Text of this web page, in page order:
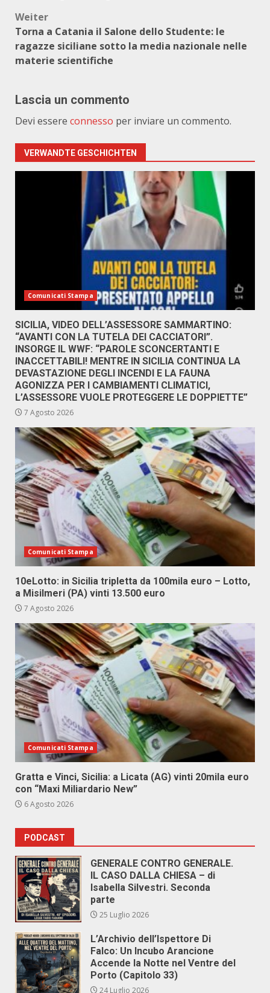
Weiter
Torna a Catania il Salone dello Studente: le
ragazze siciliane sotto la media nazionale nelle
materie scientifiche
Lascia un commento
Devi essere connesso per inviare un commento.
VERWANDTE GESCHICHTEN
Comunicati Stampa
SICILIA, VIDEO DELL’ASSESSORE SAMMARTINO:
“AVANTI CON LA TUTELA DEI CACCIATORI”.
INSORGE IL WWF: “PAROLE SCONCERTANTI E
INACCETTABILI! MENTRE IN SICILIA CONTINUA LA
DEVASTAZIONE DEGLI INCENDI E LA FAUNA
AGONIZZA PER I CAMBIAMENTI CLIMATICI,
L’ASSESSORE VUOLE PROTEGGERE LE DOPPIETTE”
7 Agosto 2026
Comunicati Stampa
10eLotto: in Sicilia tripletta da 100mila euro – Lotto,
a Misilmeri (PA) vinti 13.500 euro
7 Agosto 2026
Comunicati Stampa
Gratta e Vinci, Sicilia: a Licata (AG) vinti 20mila euro
con “Maxi Miliardario New”
6 Agosto 2026
PODCAST
GENERALE CONTRO GENERALE.
IL CASO DALLA CHIESA – di
Isabella Silvestri. Seconda
parte
25 Luglio 2026
L’Archivio dell’Ispettore Di
Falco: Un Incubo Arancione
Accende la Notte nel Ventre del
Porto (Capitolo 33)
24 Luglio 2026